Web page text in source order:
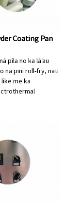
Coating Pan
pila no ka lāʻau
nā pīni roll-fry, nati
like me ka